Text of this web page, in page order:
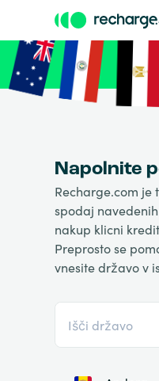
Napolnite
Recharge.com je
spodaj
nakup klicni
Preprosto se
vnesite državo v